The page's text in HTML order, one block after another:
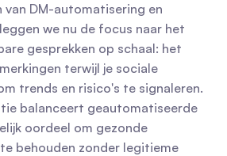
van DM-automatisering en
we nu de focus naar het
gesprekken op schaal: het
terwijl je sociale
trends en risico's te signaleren.
balanceert geautomatiseerde
oordeel om gezonde
behouden zonder legitieme